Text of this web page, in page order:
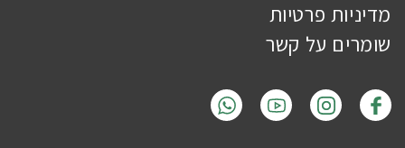
מדיניות פרטיות
שומרים על קשר